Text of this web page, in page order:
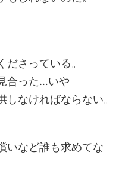
さっている。
合った…いや
なければならない。
いなど誰も求めてな